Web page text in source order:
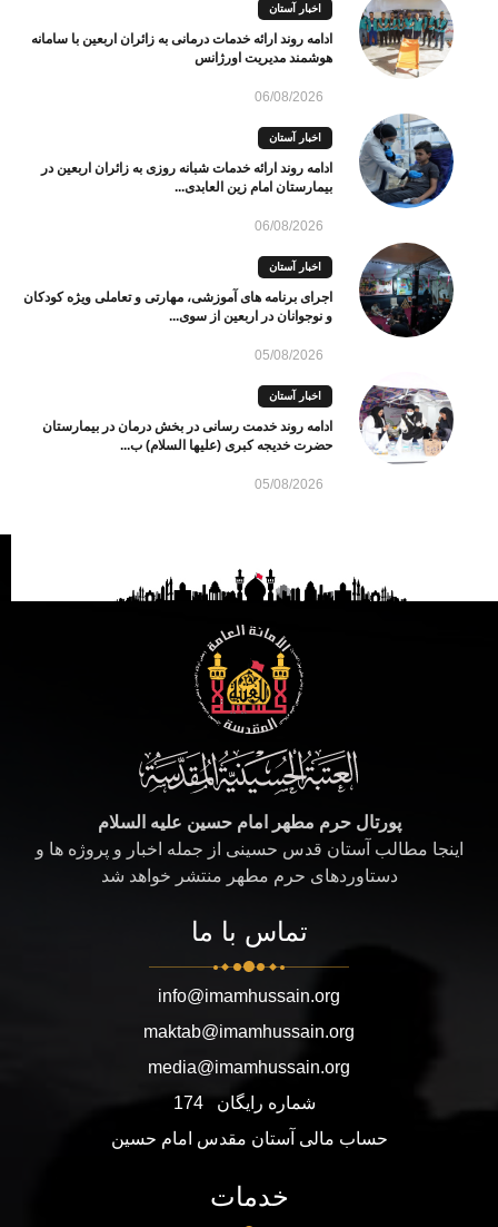
اخبار آستان
ادامه روند ارائه خدمات درمانی به زائران اربعین با سامانه
هوشمند مدیریت اورژانس
06/08/2026
اخبار آستان
ادامه روند ارائه خدمات شبانه روزی به زائران اربعین در
بیمارستان امام زین العابدی...
06/08/2026
اخبار آستان
اجرای برنامه های آموزشی، مهارتی و تعاملی ویژه کودکان
و نوجوانان در اربعین از سوی...
05/08/2026
اخبار آستان
ادامه روند خدمت رسانی در بخش درمان در بیمارستان
حضرت خدیجه کبری (علیها السلام) ب...
05/08/2026
پورتال حرم مطهر امام حسین علیه السلام
اینجا مطالب آستان قدس حسینی از جمله اخبار و پروژه ها و
دستاوردهای حرم مطهر منتشر خواهد شد
تماس با ما
info@imamhussain.org
maktab@imamhussain.org
media@imamhussain.org
شماره رایگان
174
حساب مالی آستان مقدس امام حسین
خدمات